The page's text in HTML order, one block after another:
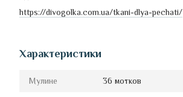
https://divogolka.com.ua/tkani-dlya-pechati/
Характеристики
Мулине 36 мотков